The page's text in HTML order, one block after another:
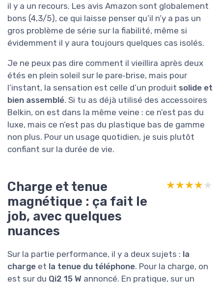
il y a un recours. Les avis Amazon sont globalement
bons (4,3/5), ce qui laisse penser qu’il n’y a pas un
gros problème de série sur la fiabilité, même si
évidemment il y aura toujours quelques cas isolés.
Je ne peux pas dire comment il vieillira après deux
étés en plein soleil sur le pare‑brise, mais pour
l’instant, la sensation est celle d’un produit solide et
bien assemblé. Si tu as déjà utilisé des accessoires
Belkin, on est dans la même veine : ce n’est pas du
luxe, mais ce n’est pas du plastique bas de gamme
non plus. Pour un usage quotidien, je suis plutôt
confiant sur la durée de vie.
Charge et tenue
magnétique : ça fait le
job, avec quelques
nuances
★★★★★
★★★★★
Sur la partie performance, il y a deux sujets : la
charge et la tenue du téléphone. Pour la charge, on
est sur du Qi2 15 W annoncé. En pratique, sur un